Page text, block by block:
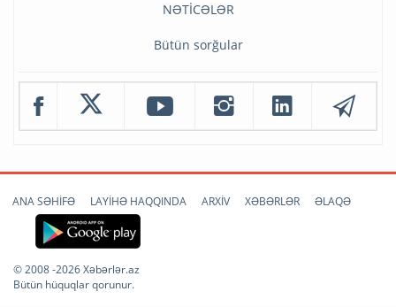
NƏTİCƏLƏR
Bütün sorğular
ANA SƏHİFƏ LAYİHƏ HAQQINDA ARXİV XƏBƏRLƏR ƏLAQƏ
© 2008 -2026 Xəbərlər.az
Bütün hüquqlar qorunur.